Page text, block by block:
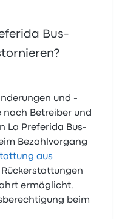
Bus-
und -
Betreiber und
La Preferida Bus-
Bezahlvorgang
aus
ermöglicht.
beim